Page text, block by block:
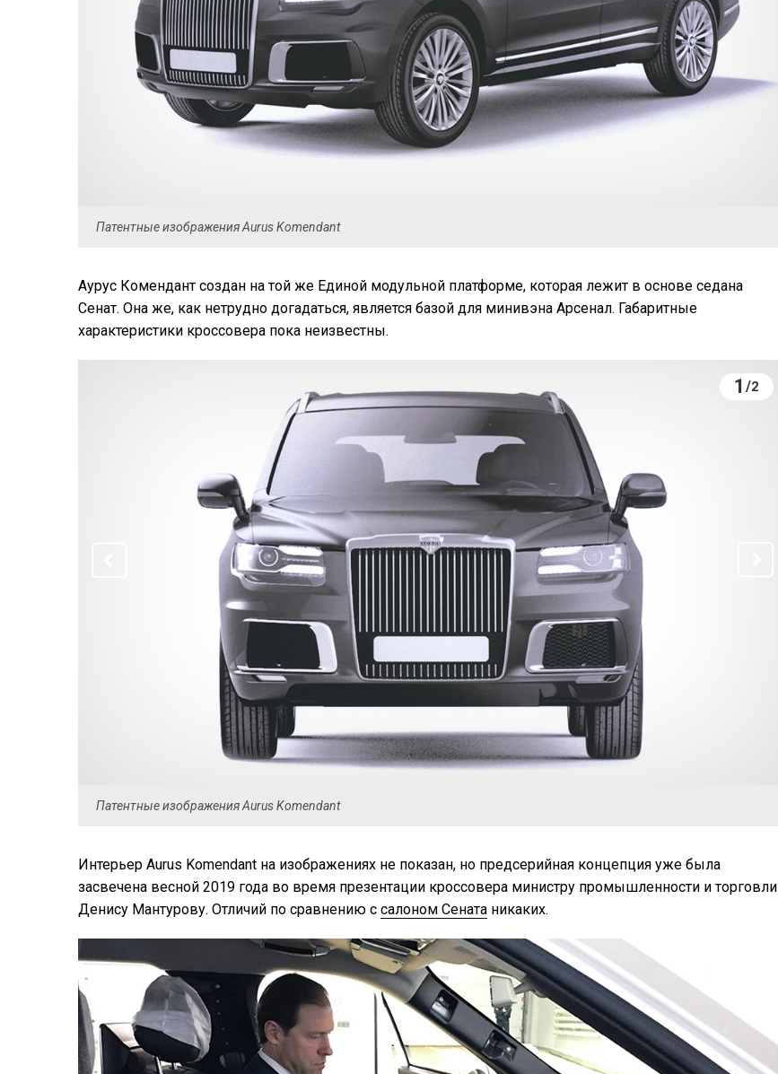
Патентные изображения Aurus Komendant
Аурус Комендант создан на той же Единой модульной платформе, которая лежит в основе седана
Сенат. Она же, как нетрудно догадаться, является базой для минивэна Арсенал. Габаритные
характеристики кроссовера пока неизвестны.
1 /2
Патентные изображения Aurus Komendant
Интерьер Aurus Komendant на изображениях не показан, но предсерийная концепция уже была
засвечена весной 2019 года во время презентации кроссовера министру промышленности и торговли
Денису Мантурову. Отличий по сравнению с салоном Сената никаких.